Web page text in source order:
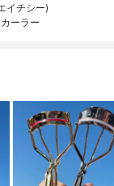
イチシー)
ーラー